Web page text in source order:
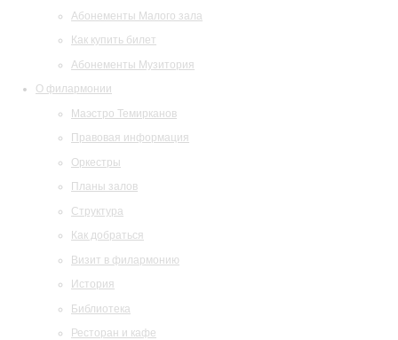
Абонементы Малого зала
Как купить билет
Абонементы Музитория
О филармонии
Маэстро Темирканов
Правовая информация
Оркестры
Планы залов
Структура
Как добраться
Визит в филармонию
История
Библиотека
Ресторан и кафе